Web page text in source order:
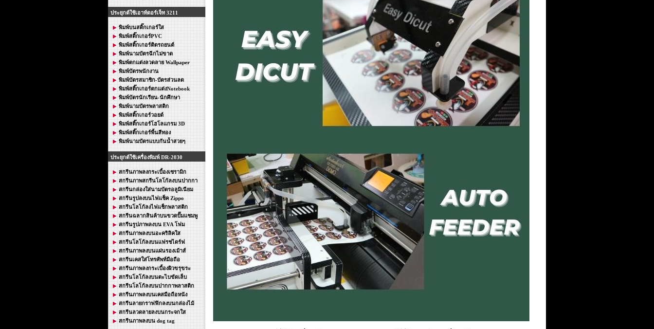
ประยุกต์ใช้เอาท์ดอร์เจ็ท 3211
พิมพ์บนสติ๊กเกอร์ใส
พิมพ์สติ๊กเกอร์PVC
พิมพ์สติ๊กเกอร์ติดรถยนต์
พิมพ์นามบัตรฉีกไม่ขาด
พิมพ์ตกแต่งลวดลาย Wallpaper
พิมพ์บัตรพนักงาน
พิมพ์บัตรสมาชิก-บัตรส่วนลด
พิมพ์สติ๊กเกอร์ตกแต่งNotebook
พิมพ์บัตรนักเรียน-นักศึกษา
พิมพ์นามบัตรพลาสติก
พิมพ์สติ๊กเกอร์วอยด์
พิมพ์สติ๊กเกอร์โฮโลแกรม 3D
พิมพ์สติ๊กเกอร์พื้นสีทอง
พิมพ์นามบัตรแบบกันน้ำสวยๆ
ประยุกต์ใช้เครื่องพิมพ์ DR-2030
สกรีนภาพลงกระเบื้องเซรามิก
สกรีนภาพสกรีนโลโก้ลงบนปากกา
สกรีนกล่องใส่นามบัตรอลูมิเนียม
สกรีนรูปลงบนไฟแช็ค Zippo
สกรีนโลโก้ลงไฟแช็กพลาสติก
สกรีนฉลากสินค้าบนขวดปั๊มแชมพู
สกรีนรูปภาพลงบน EVA โฟม
สกรีนภาพลงบนอะคริลิคใส
สกรีนโลโก้ลงบนแฟรชไดร์ฟ
สกรีนภาพลงบนแผ่นรองเม้าส์
สกรีนเคสใส่โทรศัพท์มือถือ
สกรีนภาพลงกระเบื้องผิวขรุขระ
สกรีนโลโก้ลงบนตะไบขัดเล็บ
สกรีนโลโก้ลงบนปากกาพลาสติก
สกรีนภาพลงบนเคสมือถือหนัง
สกรีนลายกราฟฟิกลงบนกล่องไม้
สกรีนลวดลายลงบนกระจกใส
สกรีนภาพลงบน dog tag